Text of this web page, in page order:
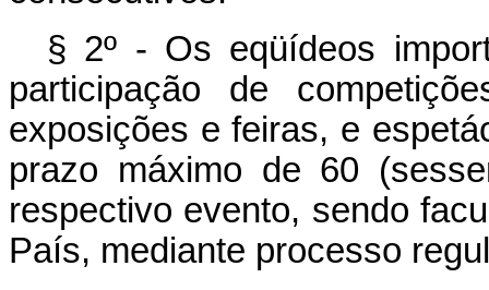
§ 2º - Os eqüídeos
participação de
exposições e feiras, e
prazo máximo de 60
respectivo evento, sendo
País, mediante processo